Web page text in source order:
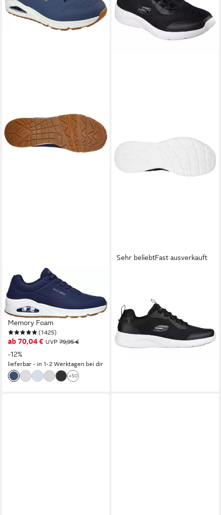
SKECHERS
Uno - Stand on Air Sneaker
Freizeitschuh, Halbschuh,
Schnürschuh mit Air-Cooled
Memory Foam
(1425)
ab 70,04 € UVP 79,95 €
-12%
lieferbar - in 1-2 Werktagen bei dir
+50
Sehr beliebtFast ausverkauft
Sneaker Slipper, Sneaker mit
Memory Foam, schmale Form
ab 59,66 €
lieferbar - in 1-2 Werktagen bei dir